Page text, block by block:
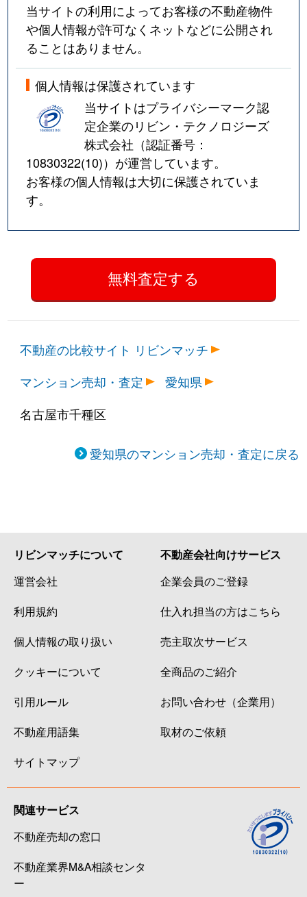
当サイトの利用によってお客様の不動産物件
や個人情報が許可なくネットなどに公開され
ることはありません。
個人情報は保護されています
当サイトはプライバシーマーク認
定企業のリビン・テクノロジーズ
株式会社（認証番号：
10830322(10)）が運営しています。
お客様の個人情報は大切に保護されていま
す。
不動産の比較サイト リビンマッチ
マンション売却・査定
愛知県
名古屋市千種区
愛知県のマンション売却・査定に戻る
リビンマッチについて
運営会社
利用規約
個人情報の取り扱い
クッキーについて
引用ルール
不動産用語集
サイトマップ
不動産会社向けサービス
企業会員のご登録
仕入れ担当の方はこちら
売主取次サービス
全商品のご紹介
お問い合わせ（企業用）
取材のご依頼
関連サービス
不動産売却の窓口
不動産業界M&A相談センタ
ー